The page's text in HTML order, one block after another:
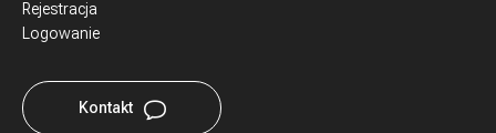
Rejestracja
Logowanie
Kontakt